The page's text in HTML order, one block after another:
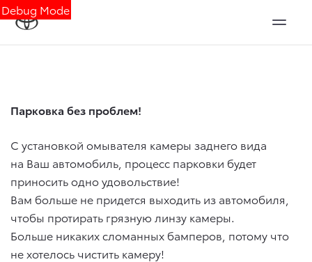
Debug Mode
Парковка без проблем!
С установкой омывателя камеры заднего вида
на Ваш автомобиль, процесс парковки будет
приносить одно удовольствие!
Вам больше не придется выходить из автомобиля,
чтобы протирать грязную линзу камеры.
Больше никаких сломанных бамперов, потому что
не хотелось чистить камеру!